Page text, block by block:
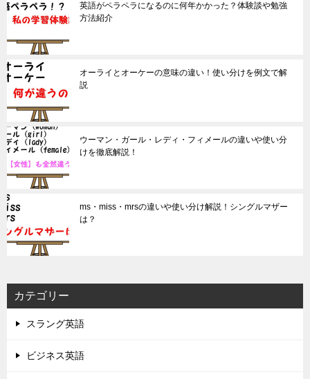
英語がペラペラになるのに何年かかった？体験談や勉強
方法紹介
オーライとオーケーの意味の違い！使い分けを例文で解
説
ウーマン・ガール・レディ・フィメールの違いや使い分
けを徹底解説！
ms・miss・mrsの違いや使い分け解説！シングルマザー
は？
カテゴリー
スラング英語
ビジネス英語